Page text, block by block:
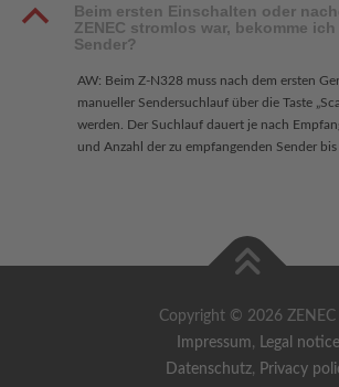
B
Beim ersten Einschalten oder
ZENEC stromlos war, bekomme
Sender?
AW: Beim Z-N328 muss nach dem ersten
manueller Sendersuchlauf über die Taste
werden. Der Suchlauf dauert je nach
und Anzahl der zu empfangenden Sender
Copyright © 2026 ZENEC
Impressum, Legal notice
Datenschutz, Privacy